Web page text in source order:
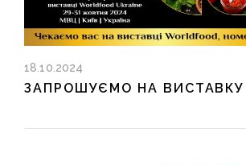
18.10.2024